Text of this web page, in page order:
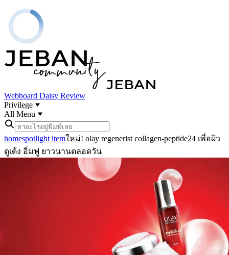
Webboard Daisy Review
Privilege
All Menu
homespotlight itemใหม่! olay regenerist collagen-peptide24 เพื่อผิว
ดูเด้ง อิ่มฟู ยาวนานตลอดวัน